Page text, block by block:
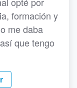
formación y
me daba
que tengo